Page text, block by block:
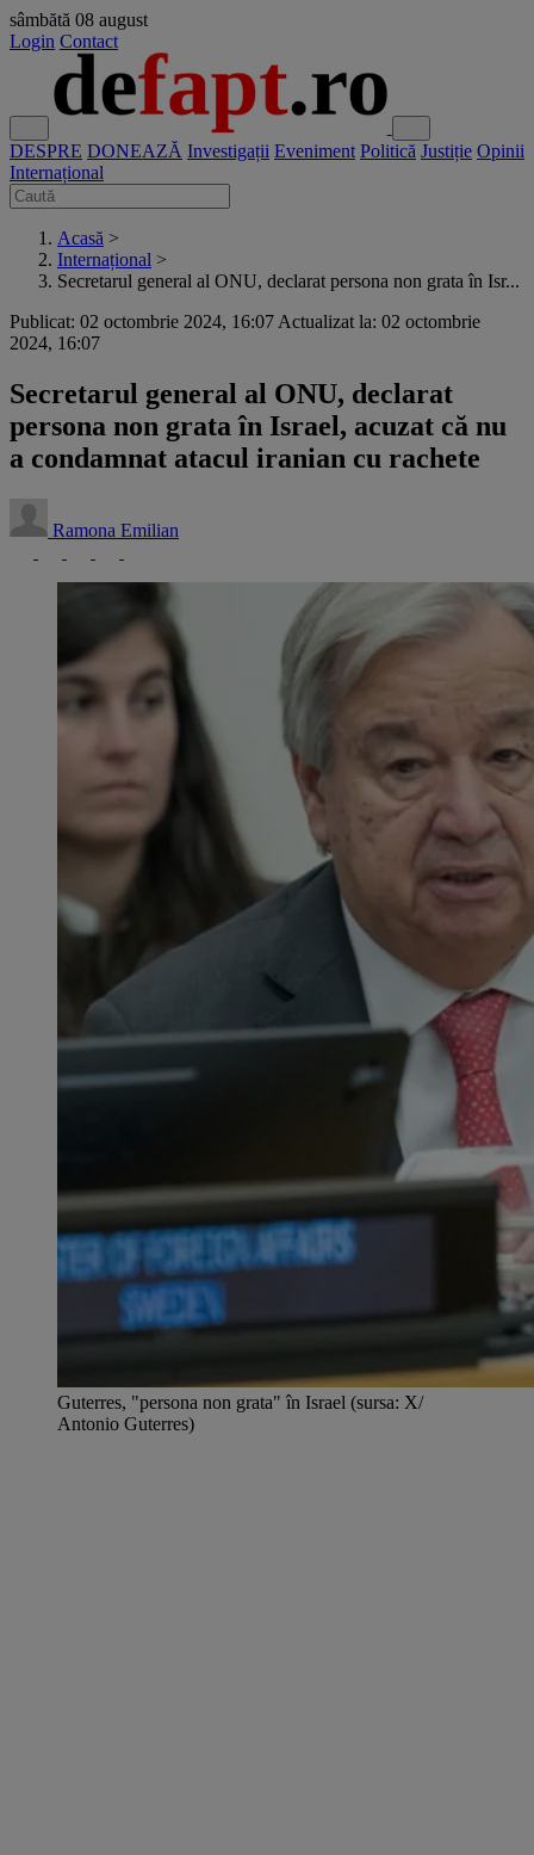
sâmbătă 08 august
Login Contact
DESPRE DONEAZĂ Investigații Eveniment Politică Justiție Opinii
Internațional
Acasă >
Internațional >
Secretarul general al ONU, declarat persona non grata în Isr...
Publicat: 02 octombrie 2024, 16:07 Actualizat la: 02 octombrie
2024, 16:07
Secretarul general al ONU, declarat
persona non grata în Israel, acuzat că nu
a condamnat atacul iranian cu rachete
Ramona Emilian
Guterres, "persona non grata" în Israel (sursa: X/
Antonio Guterres)